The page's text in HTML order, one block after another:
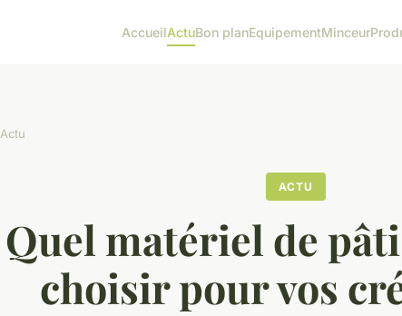
AccueilActuBon planEquipementMinceur
Actu
ACTU
Quel matériel de
choisir pour vos